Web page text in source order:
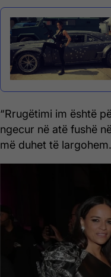
“Rrugëtimi im është
ngecur në atë fushë
më duhet të